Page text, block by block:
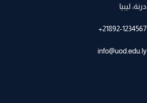
درنة، ليبيا
21892-1234567+
info@uod.edu.ly